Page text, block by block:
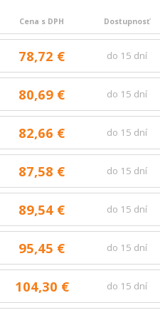
Cena s DPH Dostupnosť
78,72 € do 15 dní
80,69 € do 15 dní
82,66 € do 15 dní
87,58 € do 15 dní
89,54 € do 15 dní
95,45 € do 15 dní
104,30 € do 15 dní